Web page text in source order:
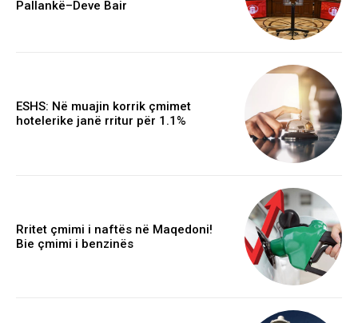
Pallankë–Deve Bair
ESHS: Në muajin korrik çmimet
hotelerike janë rritur për 1.1%
Rritet çmimi i naftës në Maqedoni!
Bie çmimi i benzinës